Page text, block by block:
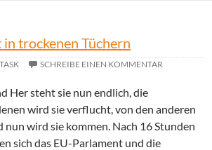
trockenen Tüchern
SCHREIBE EINEN KOMMENTAR
Her steht sie nun endlich, die
wird sie verflucht, von den anderen
nun wird sie kommen. Nach 16 Stunden
sich das EU-Parlament und die